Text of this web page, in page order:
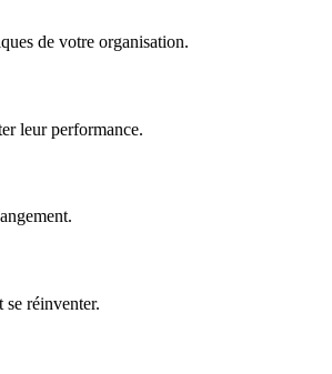
de votre organisation.
leur performance.
réinventer.